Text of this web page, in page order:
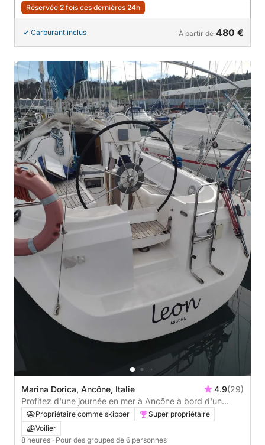
Réservée 2 fois ces dernières 24h
Carburant inclus À partir de 480 €
Marina Dorica, Ancône, Italie 4.9(29)
Profitez d'une journée en mer à Ancône à bord d'un
voilierPropriétaire comme skipper
Super propriétaire
Voilier
8 heures · Pour des groupes de 6 personnes